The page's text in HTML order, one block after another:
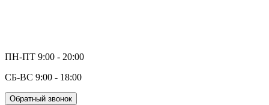
ПН-ПТ 9:00 - 20:00
СБ-ВС 9:00 - 18:00
Обратный звонок